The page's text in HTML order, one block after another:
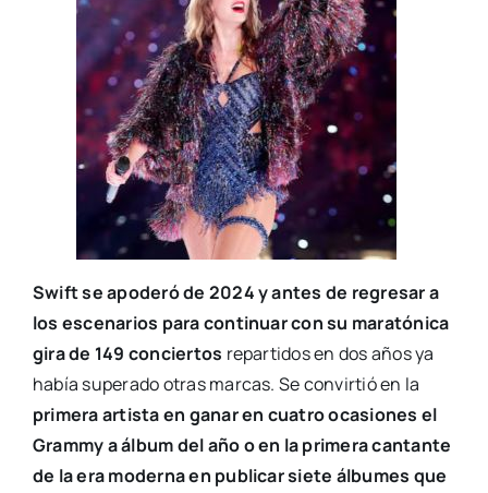
Swift se apoderó de 2024 y antes de regresar a
los escenarios para continuar con su maratónica
gira de 149 conciertos repartidos en dos años ya
había superado otras marcas. Se convirtió en la
primera artista en ganar en cuatro ocasiones el
Grammy a álbum del año o en la primera cantante
de la era moderna en publicar siete álbumes que